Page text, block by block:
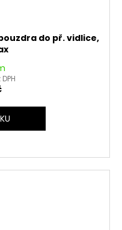
do př. vidlice,